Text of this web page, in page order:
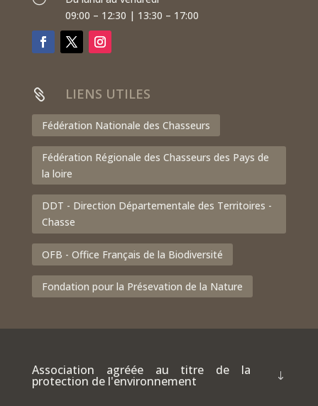
09:00 – 12:30 | 13:30 – 17:00
 LIENS UTILES
Fédération Nationale des Chasseurs
Fédération Régionale des Chasseurs des Pays de
la loire
DDT - Direction Départementale des Territoires -
Chasse
OFB - Office Français de la Biodiversité
Fondation pour la Présevation de la Nature
Association agréée au titre de la
protection de l'environnement